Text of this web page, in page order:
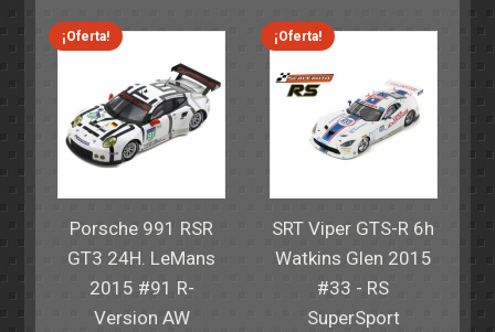
82,40€.59,95€.
82,40€.59,95€.
¡Oferta!
Porsche 991 RSR
GT3 24H. LeMans
2015 #91 R-
Version AW
¡Oferta!
SRT Viper GTS-R 6h
Watkins Glen 2015
#33 - RS
SuperSport